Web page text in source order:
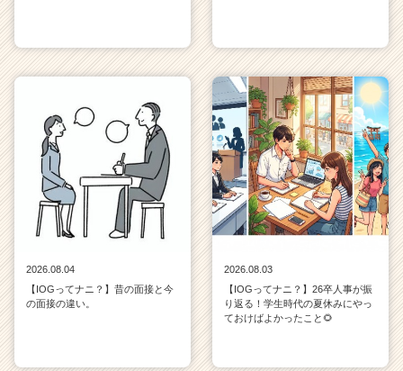
2026.08.04
【IOGってナニ？】昔の面接と今
の面接の違い。
2026.08.03
【IOGってナニ？】26卒人事が振
り返る！学生時代の夏休みにやっ
ておけばよかったこと🌻